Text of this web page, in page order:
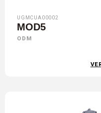
UGMCUA00002
MOD5
ODM